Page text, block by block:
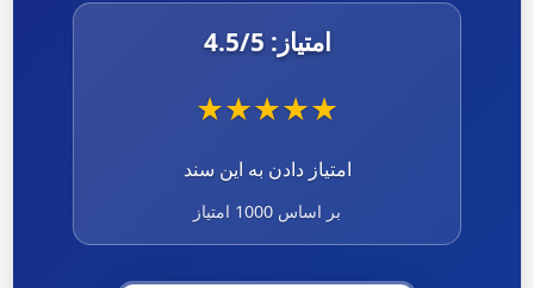
امتیاز: 4.5/5
★
★
★
★
★
امتیاز دادن به این سند
بر اساس 1000 امتیاز